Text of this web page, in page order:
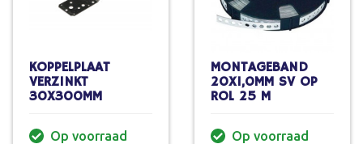
KOPPELPLAAT
VERZINKT
30X300MM
Op voorraad
MONTAGEBAND
20X1,0MM SV OP
ROL 25 M
Op voorraad